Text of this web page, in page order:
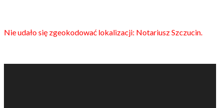
Nie udało się zgeokodować lokalizacji: Notariusz Szczucin.